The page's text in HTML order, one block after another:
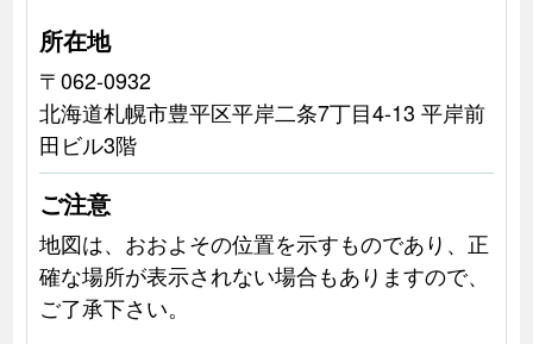
所在地
〒062-0932
北海道札幌市豊平区平岸二条7丁目4-13 平岸前
田ビル3階
ご注意
地図は、おおよその位置を示すものであり、正
確な場所が表示されない場合もありますので、
ご了承下さい。